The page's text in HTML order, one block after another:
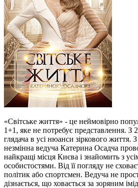
«Світське життя» - це неймовірно
1+1, яке не потребує представлення. З
глядача в усі нюанси зіркового життя.
незмінна ведуча Катерина Осадча
найкращі місця Києва і знайомить з
особистостями. Від її погляду не
політик або спортсмен. Ведуча не
дізнається, що ховається за зоряним